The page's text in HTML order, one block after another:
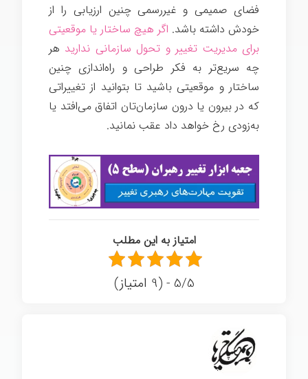
فضای صمیمی و غیررسمی چنین ارزیابی را از
خودش داشته باشد. اگر هیچ ساختار یا موقعیتی
برای مدیریت تغییر و تحول سازمانی ندارید هر
چه سریع‌تر به فکر طراحی و راه‌اندازی چنین
ساختار و موقعیتی باشید تا بتوانید از تغییراتی
که در بیرون یا درون سازمان‌تان اتفاق می‌افتد یا
به‌زودی رخ خواهد داد عقب نمانید.
امتیاز به این مطلب
5/5 - (9 امتیاز)